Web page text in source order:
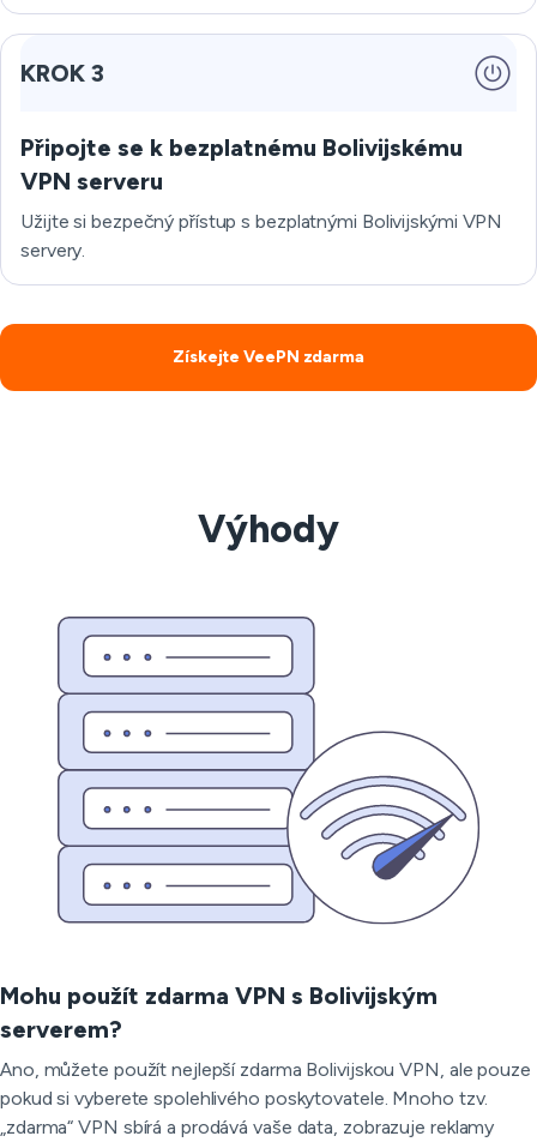
KROK 3
Připojte se k bezplatnému Bolivijskému
VPN serveru
Užijte si bezpečný přístup s bezplatnými Bolivijskými VPN
servery.
Získejte VeePN zdarma
Výhody
Mohu použít zdarma VPN s Bolivijským
serverem?
Ano, můžete použít nejlepší zdarma Bolivijskou VPN, ale pouze
pokud si vyberete spolehlivého poskytovatele. Mnoho tzv.
„zdarma“ VPN sbírá a prodává vaše data, zobrazuje reklamy